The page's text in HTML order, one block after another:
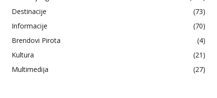
Destinacije
(73)
Informacije
(70)
Brendovi Pirota
(4)
Kultura
(21)
Multimedija
(27)